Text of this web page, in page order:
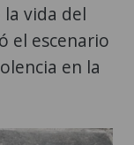
vida del
el escenario
en la